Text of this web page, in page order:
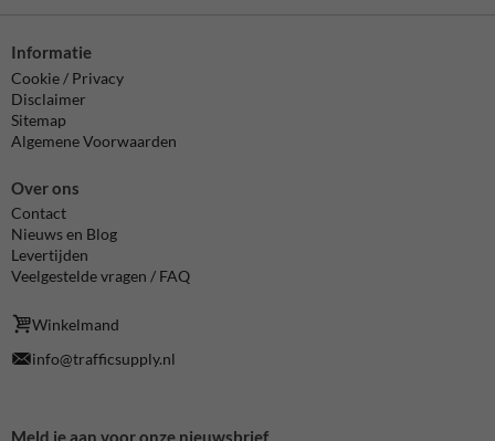
Informatie
Cookie / Privacy
Disclaimer
Sitemap
Algemene Voorwaarden
Over ons
Contact
Nieuws en Blog
Levertijden
Veelgestelde vragen / FAQ
Winkelmand
info@trafficsupply.nl
Meld je aan voor onze nieuwsbrief